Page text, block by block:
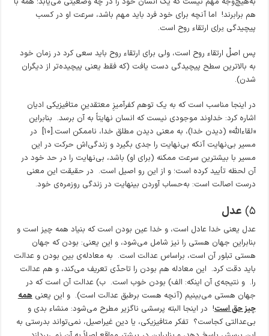
هم برابرند! اما آنچه برای خود فرد باید مهم باشد، سرعت او در کسب
پیچیدگیبرای ارتقاء روح است.
پس اصلْ ارتقاء روح است، ولی برای ارتقاء روح باید سعی کرد در زمان خود
به بالاترین سطح پیچیدگی دست یافت (که فقط یعنی پیچیده‌تر از دیگران
شدن).
در اینجا مناسب است که به یک توهم کفرآمیزِ معتقدینِ متافیزیکی ادیان
اشاره کرد: خداوند موجودی نیست که انسان نهایتاً به آن برسد. بنابراین
«لقاءالله» (دیدن خدا)، به معنی دیدن مطلق خدا، ناممکن است.[۱۰] در
مسیر بی‌نهایت آنکه بی‌نهایت را جدی بگیرد و زندگی‌اش حرکت در این
مسیر با بیشترین سرعت ممکنه (برای او) باشد، بی‌نهایت را در حد خود در
آن لحظه تأیید کرده است؛ و از این رو اصیل است. در حقیقت این معنی
درست اصالت است: به‌حساب آوردن بینهایت در زندگی روزمره‌ی خود.
۵) عدل
عدل یعنی خدا عادل است، و خدا عین بودن است که بنیاد همه چیز است و
بنابراین جهان هستی را نیز شامل می‌شود، و این یعنی: بودن که جهان
هستی تبلور آن است، براساس عدالت است. به معادله‌ی بین بودن و عدالت
باید دقت کرد. این معادله هم بودن را تاحدّی تعریف می‌کند، و هم عدالت
را. و نتیجه‌ی آن اینکه: الف) بودن خوب است. ب) عدالت آن است که در
جهان هستی می‌بینیم (آنچه هست برطبق عدالت است). و این یعنیهمه
چیز حق است! در اینجا البته پرسشی ناگزیر مطرح می‌شود: منشاء بدی و
بی‌عدالتی کجاست؟ تفکر متافیزیکی، یا دین غیراصیل، نمی‌تواند بدرستی به